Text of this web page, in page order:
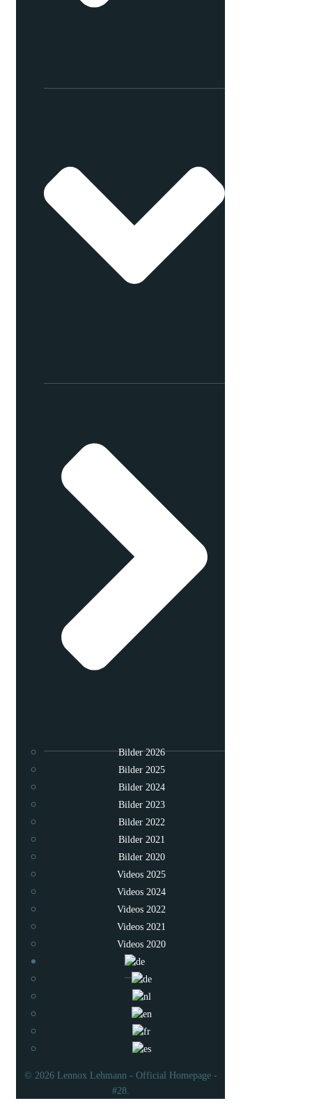
Bilder 2026
Bilder 2025
Bilder 2024
Bilder 2023
Bilder 2022
Bilder 2021
Bilder 2020
Videos 2025
Videos 2024
Videos 2022
Videos 2021
Videos 2020
© 2026 Lennox Lehmann - Official Homepage -
#28.